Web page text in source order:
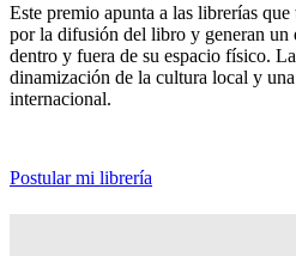
Este premio apunta a las librerías
por la difusión del libro y generan un
dentro y fuera de su espacio físico.
dinamización de la cultura local y
internacional.
Postular mi librería